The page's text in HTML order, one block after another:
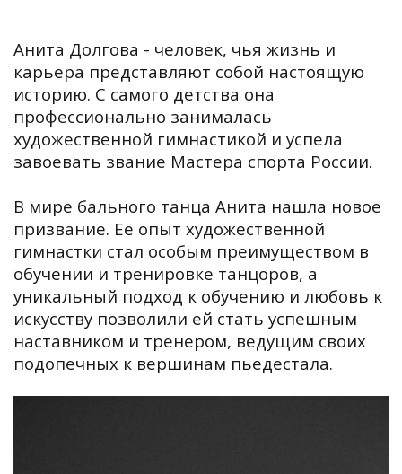
Анита Долгова - человек, чья жизнь и
карьера представляют собой настоящую
историю. С самого детства она
профессионально занималась
художественной гимнастикой и успела
завоевать звание Мастера спорта России.
В мире бального танца Анита нашла новое
призвание. Её опыт художественной
гимнастки стал особым преимуществом в
обучении и тренировке танцоров, а
уникальный подход к обучению и любовь к
искусству позволили ей стать успешным
наставником и тренером, ведущим своих
подопечных к вершинам пьедестала.